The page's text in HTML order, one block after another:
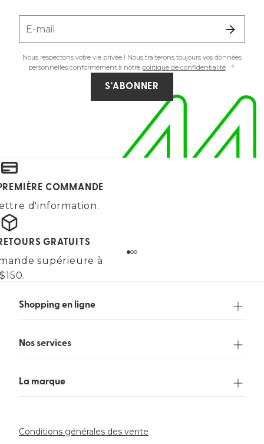
E-mail
Nous respectons votre vie privée ! Nous traiterons toujours vos données
personnelles conformément à notre politique de confidentialité.
S'ABONNER
COMMANDE
d'information.
GRATUITS
supérieure à
Shopping en ligne
Nos services
La marque
Conditions générales des vente